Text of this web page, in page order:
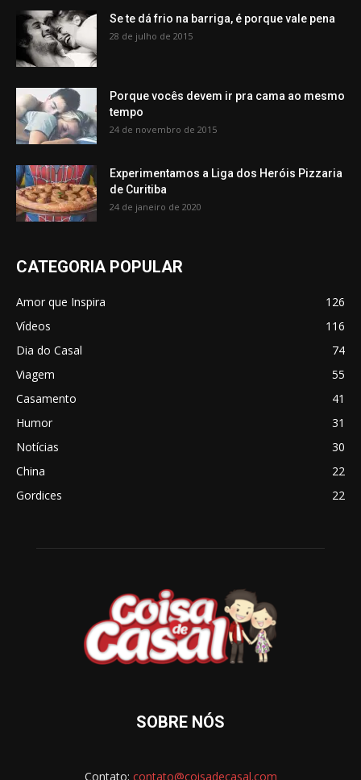
Se te dá frio na barriga, é porque vale pena
28 de julho de 2015
Porque vocês devem ir pra cama ao mesmo
tempo
24 de novembro de 2015
Experimentamos a Liga dos Heróis Pizzaria
de Curitiba
24 de janeiro de 2020
CATEGORIA POPULAR
Amor que Inspira
126
Vídeos
116
Dia do Casal
74
Viagem
55
Casamento
41
Humor
31
Notícias
30
China
22
Gordices
22
SOBRE NÓS
Contato: contato@coisadecasal.com